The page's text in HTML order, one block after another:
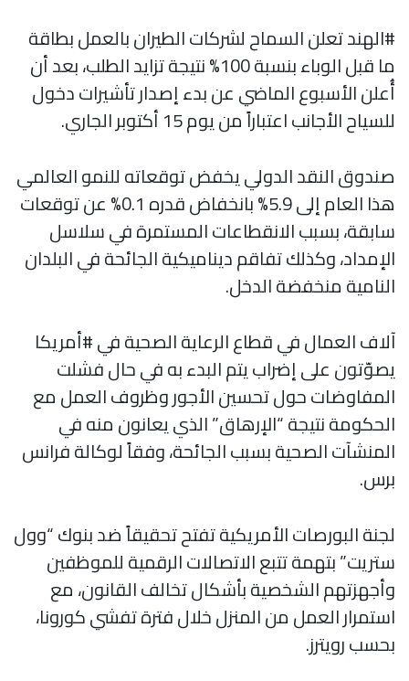
#الهند تعلن السماح لشركات الطيران بالعمل بطاقة
ما قبل الوباء بنسبة 100% نتيجة تزايد الطلب، بعد أن
أُعلن الأسبوع الماضي عن بدء إصدار تأشيرات دخول
للسياح الأجانب اعتباراً من يوم 15 أكتوبر الجاري.
صندوق النقد الدولي يخفض توقعاته للنمو العالمي
هذا العام إلى 5.9% بانخفاض قدره 0.1% عن توقعات
سابقة، بسبب الانقطاعات المستمرة في سلاسل
الإمداد، وكذلك تفاقم ديناميكية الجائحة في البلدان
النامية منخفضة الدخل.
آلاف العمال في قطاع الرعاية الصحية في #أمريكا
يصوّتون على إضراب يتم البدء به في حال فشلت
المفاوضات حول تحسين الأجور وظروف العمل مع
الحكومة نتيجة “الإرهاق” الذي يعانون منه في
المنشآت الصحية بسبب الجائحة، وفقاً لوكالة فرانس
برس.
لجنة البورصات الأمريكية تفتح تحقيقاً ضد بنوك “وول
ستريت” بتهمة تتبع الاتصالات الرقمية للموظفين
وأجهزتهم الشخصية بأشكال تخالف القانون، مع
استمرار العمل من المنزل خلال فترة تفشي كورونا،
بحسب رويترز.